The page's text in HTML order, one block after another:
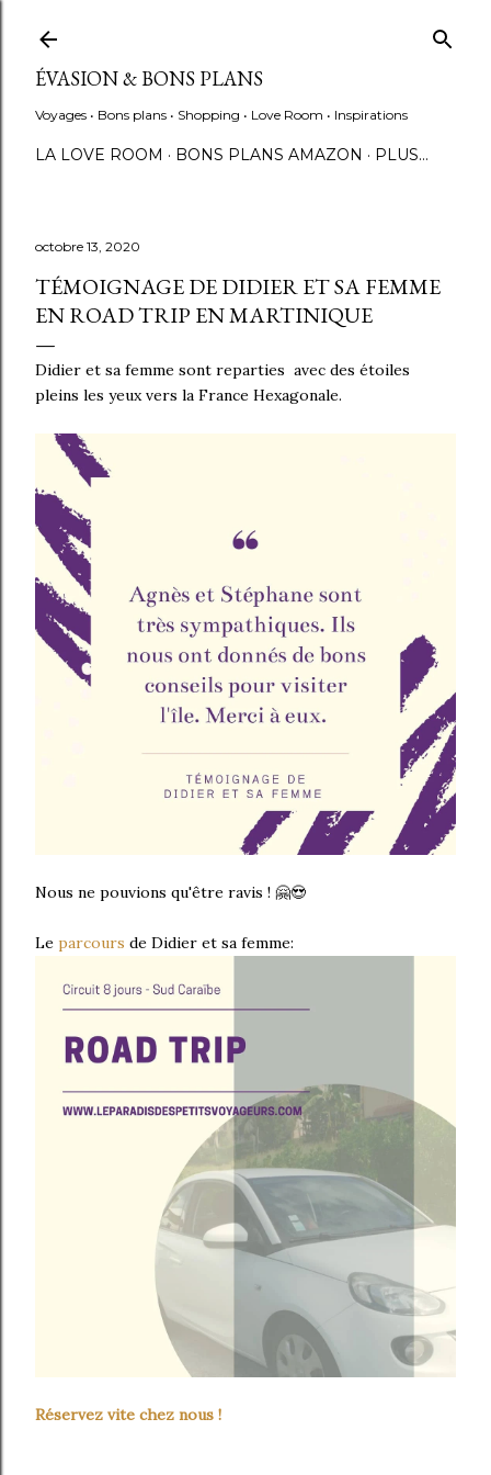
ÉVASION & BONS PLANS
Voyages • Bons plans • Shopping • Love Room • Inspirations
LA LOVE ROOM BONS PLANS AMAZON PLUS…
octobre 13, 2020
TÉMOIGNAGE DE DIDIER ET SA FEMME
EN ROAD TRIP EN MARTINIQUE
Didier et sa femme sont reparties avec des étoiles
pleins les yeux vers la France Hexagonale.
Nous ne pouvions qu'être ravis ! 🤗😍
Le parcours de Didier et sa femme:
Réservez vite chez nous !